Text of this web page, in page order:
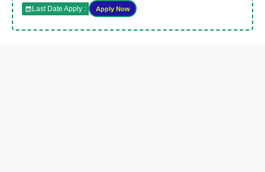
Last Date Apply : Apply Now